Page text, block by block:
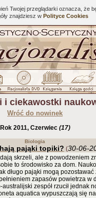
Twojej przeglądarki oznacza, że
znajdziesz w Polityce Cookies
i ciekawostki
Wróć do nowinek
Rok 2011, Czerwiec (17)
Biologia
pająki topiki? (30-06-
skrzeli, ale z powodzeniem
to środowisko za dom.
długo pająki mogą pozostawać
zapasów powietrza w
zespół rzucił jednak
aquatica wypuszczają się